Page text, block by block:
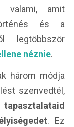
valami, amit
és a
legtöbbször
néznie.
három módja
szenvedtél,
. Ez